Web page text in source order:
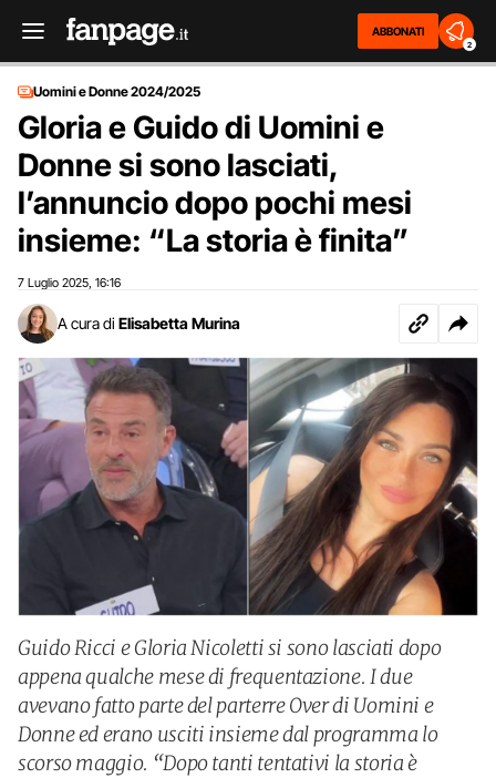
ABBONATI
2
Uomini e Donne 2024/2025
Gloria e Guido di Uomini e
Donne si sono lasciati,
l’annuncio dopo pochi mesi
insieme: “La storia è finita”
7 Luglio 2025 16:16
A cura di Elisabetta Murina
Guido Ricci e Gloria Nicoletti si sono lasciati dopo
appena qualche mese di frequentazione. I due
avevano fatto parte del parterre Over di Uomini e
Donne ed erano usciti insieme dal programma lo
scorso maggio. “Dopo tanti tentativi la storia è